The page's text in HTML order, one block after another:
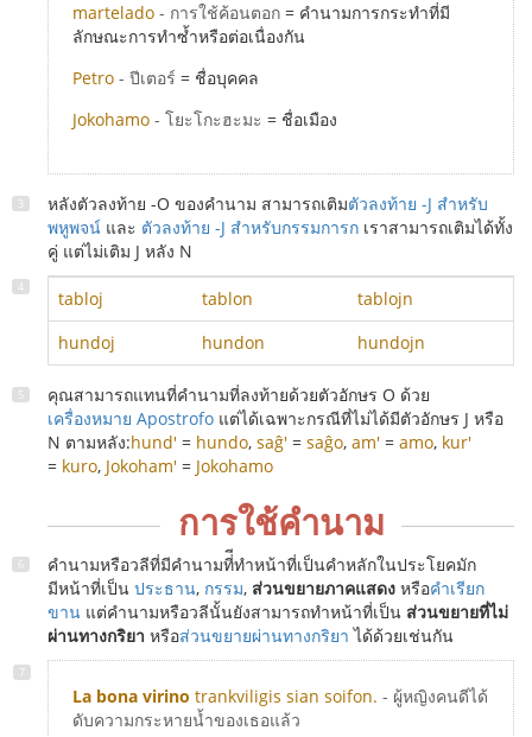
martelado - การใช้ค้อนตอก = คำนามการกระทำที่มี
ลักษณะการทำซ้ำหรือต่อเนื่องกัน
Petro - ปีเตอร์ = ชื่อบุคคล
Jokohamo - โยะโกะฮะมะ = ชื่อเมือง
หลังตัวลงท้าย -O ของคำนาม สามารถเติมตัวลงท้าย -J สำหรับ
พหูพจน์ และ ตัวลงท้าย -J สำหรับกรรมการก เราสามารถเติมได้ทั้ง
คู่ แต่ไม่เติม J หลัง N
tabloj tablon
tablojn
hundoj
hundon hundojn
คุณสามารถแทนที่คำนามที่ลงท้ายด้วยตัวอักษร O ด้วย
เครื่องหมาย Apostrofo แต่ได้เฉพาะกรณีที่ไม่ได้มีตัวอักษร J หรือ
N ตามหลัง:hund' = hundo, saĝ' = saĝo, am' = amo, kur'
= kuro, Jokoham' = Jokohamo
การใช้คำนาม
คำนามหรือวลีที่มีคำนามที่ีทำหน้าที่เป็นคำหลักในประโยคมัก
มีหน้าที่เป็น ประธาน, กรรม, ส่วนขยายภาคแสดง หรือคำเรียก
ขาน แต่คำนามหรือวลีนั้นยังสามารถทำหน้าที่เป็น ส่วนขยายที่ไม่
ผ่านทางกริยา หรือส่วนขยายผ่านทางกริยา ได้ด้วยเช่นกัน
La bona virino trankviligis sian soifon. - ผู้หญิงคนดีได้
ดับความกระหายน้ำของเธอแล้ว